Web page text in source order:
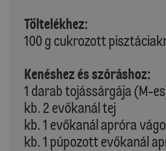
Töltelékhez:
100 g cukrozott
Kenéshez és szóráshoz:
1 darab tojássárgája (M-
kb. 2 evőkanál tej
kb. 1 evőkanál apróra
kb. 1 púpozott evőkanál